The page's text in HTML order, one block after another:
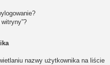
nazwy użytkownika na liście